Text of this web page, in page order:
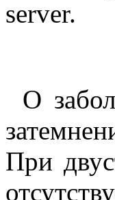
server.
О
При